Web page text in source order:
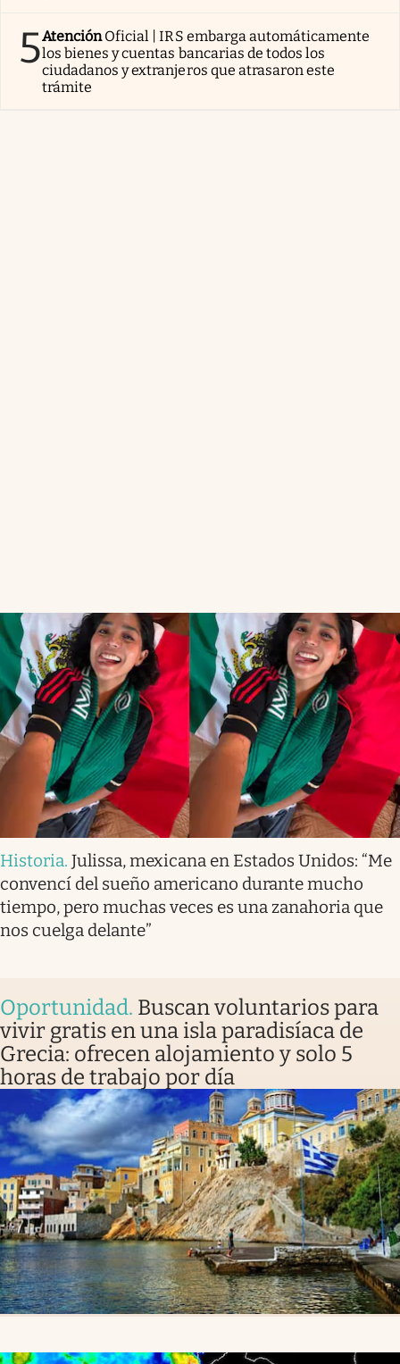
5AtenciónOficial | IRS embarga automáticamente
los bienes y cuentas bancarias de todos los
ciudadanos y extranjeros que atrasaron este
trámite
Historia. Julissa, mexicana en Estados Unidos: “Me
convencí del sueño americano durante mucho
tiempo, pero muchas veces es una zanahoria que
nos cuelga delante”
Oportunidad. Buscan voluntarios para
vivir gratis en una isla paradisíaca de
Grecia: ofrecen alojamiento y solo 5
horas de trabajo por día